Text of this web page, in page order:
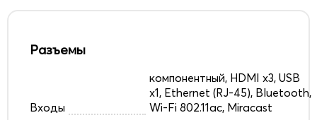
Разъемы
Входы
компонентный, HDMI x3, USB
x1, Ethernet (RJ-45), Bluetooth,
Wi-Fi 802.11ac, Miracast